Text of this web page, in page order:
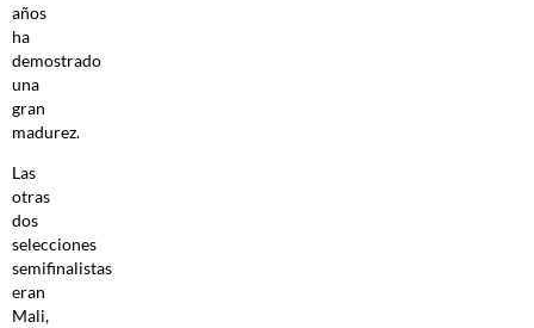
años
ha
demostrado
una
gran
madurez.
Las
otras
dos
selecciones
semifinalistas
eran
Mali,